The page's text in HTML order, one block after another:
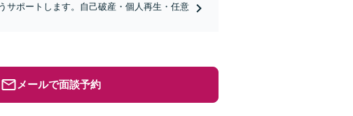
サポートします。自己破産・個人再生・任意
メールで面談予約